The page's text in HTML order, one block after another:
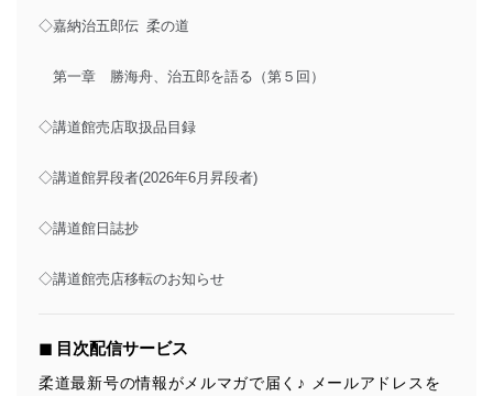
◇嘉納治五郎伝 柔の道
第一章 勝海舟、治五郎を語る（第５回）
◇講道館売店取扱品目録
◇講道館昇段者(2026年6月昇段者)
◇講道館日誌抄
◇講道館売店移転のお知らせ
◼︎ 目次配信サービス
柔道最新号の情報がメルマガで届く♪ メールアドレスを